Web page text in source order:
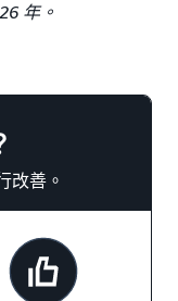
年。
改善。